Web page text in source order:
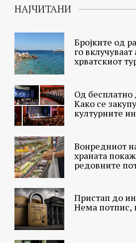
НАЈЧИТАНИ
Бројките од
го
хрватскиот
Од бесплатно
Како се
културните
Вонредниот
храната
редовните
Пристап до
Нема потпис,